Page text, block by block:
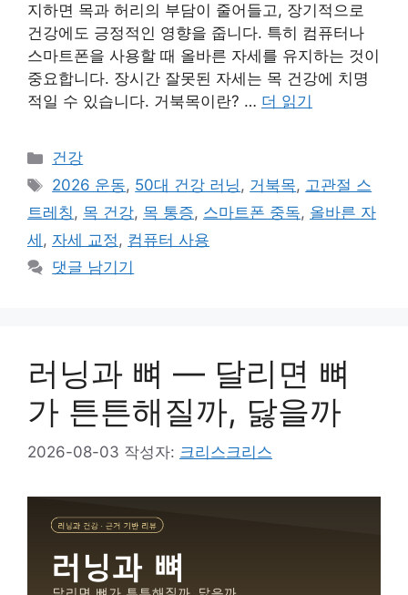
지하면 목과 허리의 부담이 줄어들고, 장기적으로
건강에도 긍정적인 영향을 줍니다. 특히 컴퓨터나
스마트폰을 사용할 때 올바른 자세를 유지하는 것이
중요합니다. 장시간 잘못된 자세는 목 건강에 치명
적일 수 있습니다. 거북목이란? … 더 읽기
카
테
리
건강
태
그
2026 운동, 50대 건강 러닝, 거북목, 고관절 스
트레칭, 목 건강, 목 통증, 스마트폰 중독, 올바른 자
세 , 자세 교정, 컴퓨터 사용
댓글 남기기
러닝과 뼈 — 달리면 뼈
가 튼튼해질까, 닳을까
2026-08-03 작성자: 크리스크리스